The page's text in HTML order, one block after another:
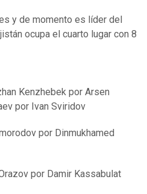
y de momento es líder del
ocupa el cuarto lugar con 8
Kenzhebek por Arsen
por Ivan Sviridov
por Dinmukhamed
por Damir Kassabulat